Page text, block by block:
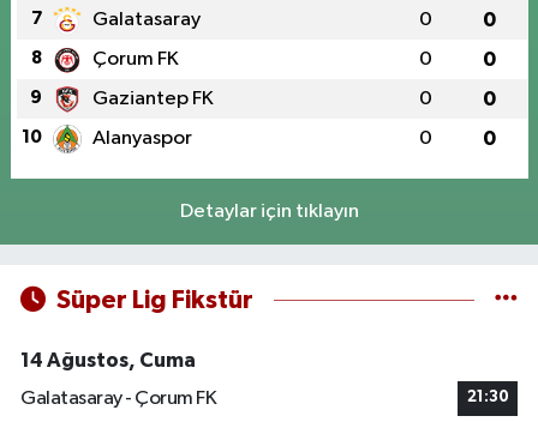
7 Galatasaray 0 0
8 Çorum FK 0 0
9 Gaziantep FK 0 0
10 Alanyaspor 0 0
Detaylar için tıklayın
Süper Lig Fikstür
14 Ağustos, Cuma
Galatasaray - Çorum FK
21:30